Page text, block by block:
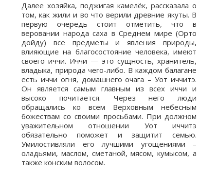
Далее хозяйка, поджигая камелёк, рассказала о
том, как жили и во что верили древние якуты. В
первую очередь стоит отметить, что в
веровании народа саха в Среднем мире (Орто
дойду) все предметы и явления природы,
влияющие на благосостояние человека, имеют
своего иччи. Иччи — это сущность, хранитель,
владыка, природа чего-либо. В каждом балагане
есть иччи огня, домашнего очага – Уот иччитэ.
Он является самым главным из всех иччи и
высоко почитается. Через него люди
обращались ко всем Верховным небесным
божествам со своими просьбами. При должном
уважительном отношении Уот иччитэ
обязательно поможет и защитит семью.
Умилостивляли его лучшими угощениями –
оладьями, маслом, сметаной, мясом, кумысом, а
также конским волосом.